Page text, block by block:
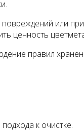
или
ценность
правил
к очистке.